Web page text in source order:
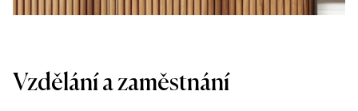
katalog
Galerie XXL – autorská retrospektivní výstava, Lyrická
Vzdělání a zaměstnání